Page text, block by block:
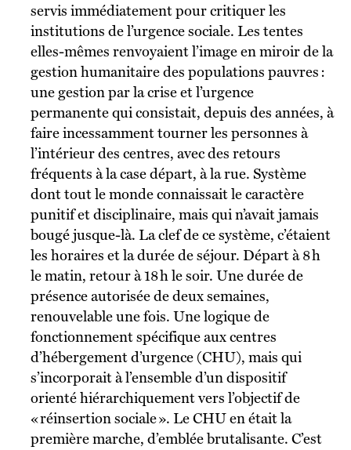
servis immédiatement pour critiquer les
institutions de l’urgence sociale. Les tentes
elles-mêmes renvoyaient l’image en miroir de la
gestion humanitaire des populations pauvres :
une gestion par la crise et l’urgence
permanente qui consistait, depuis des années, à
faire incessamment tourner les personnes à
l’intérieur des centres, avec des retours
fréquents à la case départ, à la rue. Système
dont tout le monde connaissait le caractère
punitif et disciplinaire, mais qui n’avait jamais
bougé jusque-là. La clef de ce système, c’étaient
les horaires et la durée de séjour. Départ à 8 h
le matin, retour à 18 h le soir. Une durée de
présence autorisée de deux semaines,
renouvelable une fois. Une logique de
fonctionnement spécifique aux centres
d’hébergement d’urgence (CHU), mais qui
s’incorporait à l’ensemble d’un dispositif
orienté hiérarchiquement vers l’objectif de
« réinsertion sociale ». Le CHU en était la
première marche, d’emblée brutalisante. C’est